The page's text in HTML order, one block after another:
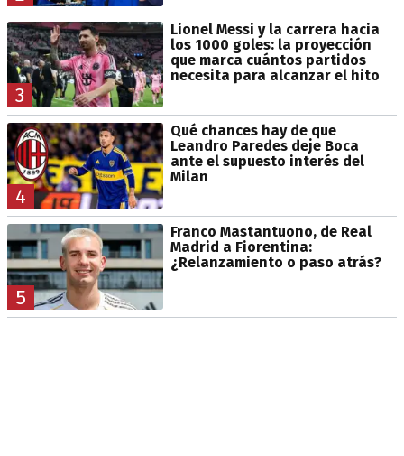
3
Lionel Messi y la carrera hacia
los 1000 goles: la proyección
que marca cuántos partidos
necesita para alcanzar el hito
4
Qué chances hay de que
Leandro Paredes deje Boca
ante el supuesto interés del
Milan
5
Franco Mastantuono, de Real
Madrid a Fiorentina:
¿Relanzamiento o paso atrás?